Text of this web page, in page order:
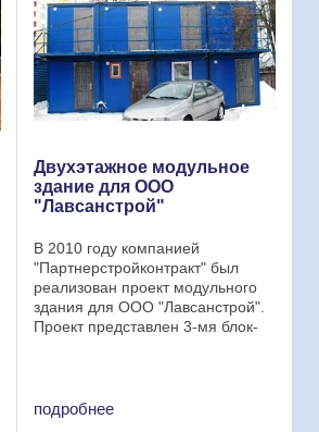
Двухэтажное модульное
здание для ООО
"Лавсанстрой"
В 2010 году компанией
"Партнерстройконтракт" был
реализован проект модульного
здания для ООО "Лавсанстрой".
Проект представлен 3-мя блок-
здания: 1 блок- контейнер ...
подробнее